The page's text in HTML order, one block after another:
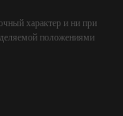
характер и ни при
положениями